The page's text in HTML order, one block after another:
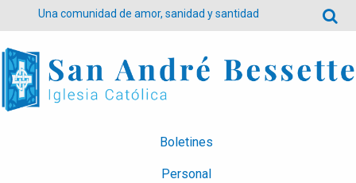
Una comunidad de amor, sanidad y santidad
Boletines
Personal